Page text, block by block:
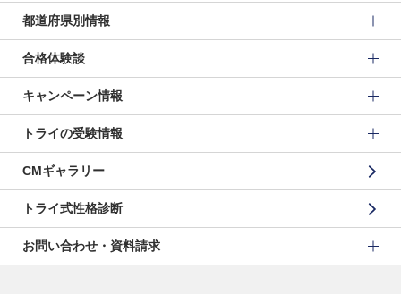
都道府県別情報
合格体験談
キャンペーン情報
トライの受験情報
CMギャラリー
トライ式性格診断
お問い合わせ・資料請求